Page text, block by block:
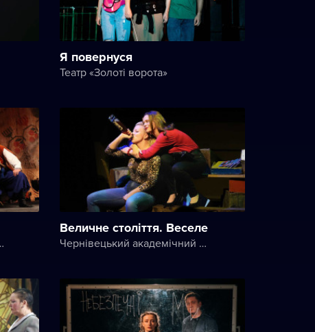
Я повернуся
Театр «Золоті ворота»
К. Садовського
Величне століття. Веселе
Чернівецький академічний обласний український музично-драматичний театр ім. Ольги Кобилянської